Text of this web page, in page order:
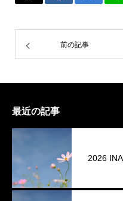
前の記事
最近の記事
2026